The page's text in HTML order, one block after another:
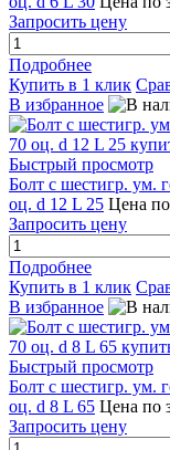
Запросить цену
Подробнее
Купить в 1 клик
В избранное
Быстрый просмотр
Болт с шестигр. ум.
оц. d 12 L 25 Цена
Запросить цену
Подробнее
Купить в 1 клик
В избранное
Быстрый просмотр
Болт с шестигр. ум.
оц. d 8 L 65 Цена по
Запросить цену